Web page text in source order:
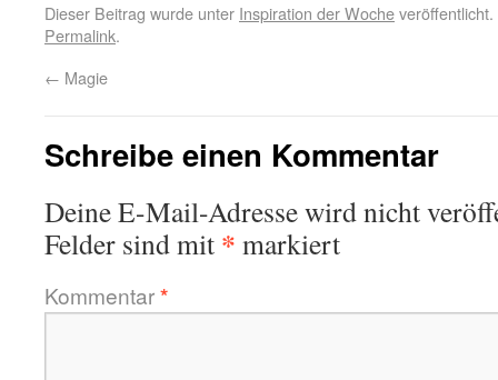
Dieser Beitrag wurde unter Inspiration der Woche
Permalink.
← Magie
Schreibe einen Kommentar
Deine E-Mail-Adresse wird nicht
Felder sind mit * markiert
Kommentar*